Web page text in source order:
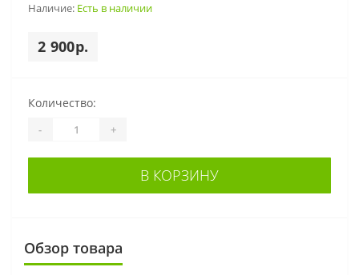
Наличие: Есть в наличии
2 900р.
Количество:
- +
В КОРЗИНУ
Обзор товара